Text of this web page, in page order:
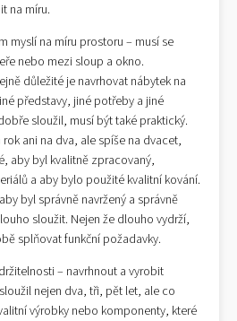
na míru.
myslí na míru prostoru – musí se
nebo mezi sloup a okno.
důležité je navrhovat nábytek na
představy, jiné potřeby a jiné
sloužil, musí být také praktický.
ani na dva, ale spíše na dvacet,
aby byl kvalitně zpracovaný,
a aby bylo použité kvalitní kování.
byl správně navržený a správně
sloužit. Nejen že dlouho vydrží,
splňovat funkční požadavky.
– navrhnout a vyrobit
nejen dva, tři, pět let, ale co
výrobky nebo komponenty, které